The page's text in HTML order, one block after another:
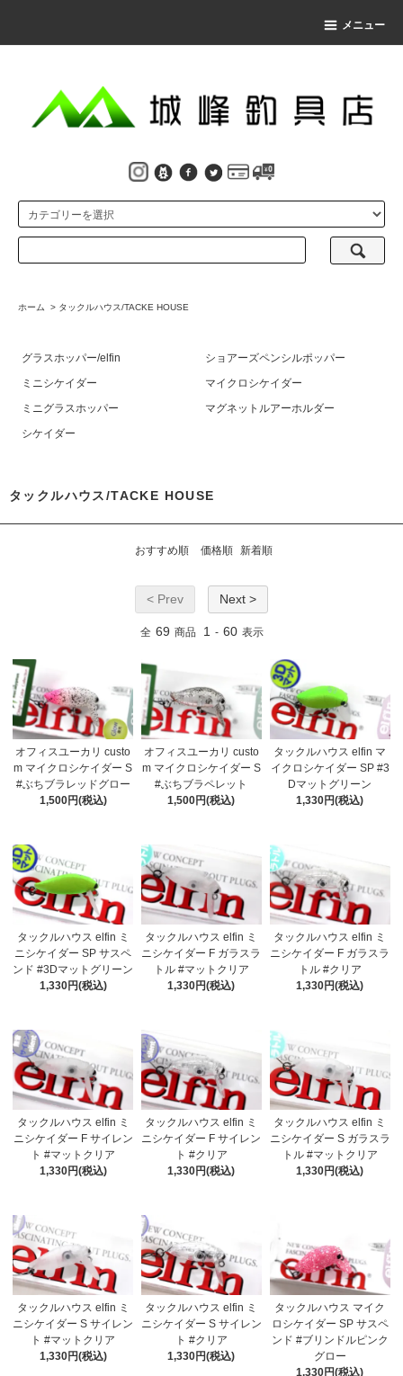
メニュー
ホーム > タックルハウス/TACKE HOUSE
グラスホッパー/elfin
ショアーズペンシルポッパー
ミニシケイダー
マイクロシケイダー
ミニグラスホッパー
マグネットルアーホルダー
シケイダー
タックルハウス/TACKE HOUSE
おすすめ順 価格順 新着順
< Prev Next >
全 69 商品 1 - 60 表示
オフィスユーカリ custo
m マイクロシケイダー S
#ぶちブラレッドグロー
1,500円(税込)
オフィスユーカリ custo
m マイクロシケイダー S
#ぶちブラペレット
1,500円(税込)
タックルハウス elfin マ
イクロシケイダー SP #3
Dマットグリーン
1,330円(税込)
タックルハウス elfin ミ
ニシケイダー SP サスペ
ンド #3Dマットグリーン
1,330円(税込)
タックルハウス elfin ミ
ニシケイダー F ガラスラ
トル #マットクリア
1,330円(税込)
タックルハウス elfin ミ
ニシケイダー F ガラスラ
トル #クリア
1,330円(税込)
タックルハウス elfin ミ
ニシケイダー F サイレン
ト #マットクリア
1,330円(税込)
タックルハウス elfin ミ
ニシケイダー F サイレン
ト #クリア
1,330円(税込)
タックルハウス elfin ミ
ニシケイダー S ガラスラ
トル #マットクリア
1,330円(税込)
タックルハウス elfin ミ
ニシケイダー S サイレン
ト #マットクリア
1,330円(税込)
タックルハウス elfin ミ
ニシケイダー S サイレン
ト #クリア
1,330円(税込)
タックルハウス マイク
ロシケイダー SP サスペ
ンド #ブリンドルピンク
グロー
1,330円(税込)